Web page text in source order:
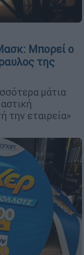
Μπορεί ο
της
μάτια
την εταιρεία»